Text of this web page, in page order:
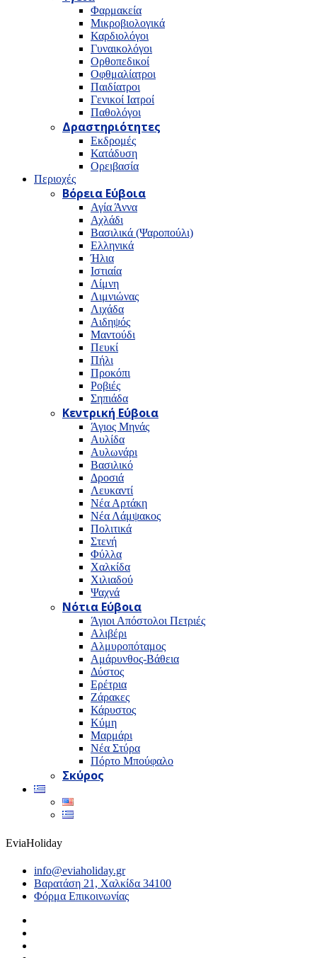
Φαρμακεία
Μικροβιολογικά
Καρδιολόγοι
Γυναικολόγοι
Ορθοπεδικοί
Οφθμαλίατροι
Παιδίατροι
Γενικοί Ιατροί
Παθολόγοι
Δραστηριότητες
Εκδρομές
Κατάδυση
Ορειβασία
Περιοχές
Βόρεια Εύβοια
Αγία Άννα
Αχλάδι
Βασιλικά (Ψαροπούλι)
Ελληνικά
Ήλια
Ιστιαία
Λίμνη
Λιμνιώνας
Λιχάδα
Αιδηψός
Μαντούδι
Πευκί
Πήλι
Προκόπι
Ροβιές
Σηπιάδα
Κεντρική Εύβοια
Άγιος Μηνάς
Αυλίδα
Αυλωνάρι
Βασιλικό
Δροσιά
Λευκαντί
Νέα Αρτάκη
Νέα Λάμψακος
Πολιτικά
Στενή
Φύλλα
Χαλκίδα
Χιλιαδού
Ψαχνά
Νότια Εύβοια
Άγιοι Απόστολοι Πετριές
Αλιβέρι
Αλμυροπόταμος
Αμάρυνθος-Βάθεια
Δύστος
Ερέτρια
Ζάρακες
Κάρυστος
Κύμη
Μαρμάρι
Νέα Στύρα
Πόρτο Μπούφαλο
Σκύρος
EviaHoliday
info@eviaholiday.gr
Βαρατάση 21, Χαλκίδα 34100
Φόρμα Επικοινωνίας